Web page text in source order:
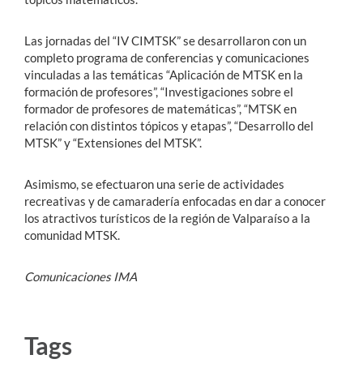
Las jornadas del “IV CIMTSK” se desarrollaron con un
completo programa de conferencias y comunicaciones
vinculadas a las temáticas “Aplicación de MTSK en la
formación de profesores”, “Investigaciones sobre el
formador de profesores de matemáticas”, “MTSK en
relación con distintos tópicos y etapas”, “Desarrollo del
MTSK” y “Extensiones del MTSK”.
Asimismo, se efectuaron una serie de actividades
recreativas y de camaradería enfocadas en dar a conocer
los atractivos turísticos de la región de Valparaíso a la
comunidad MTSK.
Comunicaciones IMA
Tags